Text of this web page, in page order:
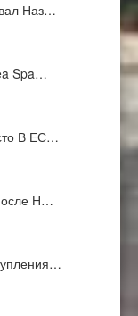
Наз…
Spa…
В ЕС…
Н…